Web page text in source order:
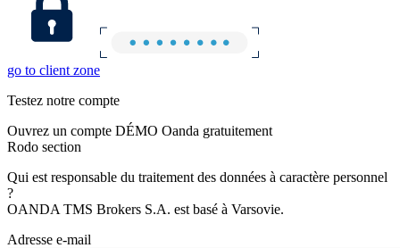
go to client zone
Testez notre compte
Ouvrez un compte DÉMO Oanda gratuitement
Rodo section
Qui est responsable du traitement des données à caractère personnel
?
OANDA TMS Brokers S.A. est basé à Varsovie.
Adresse e-mail